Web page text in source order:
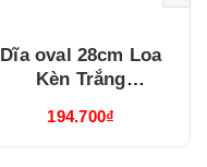
Dĩa oval 28cm Loa
Kèn Trắng
194.700₫